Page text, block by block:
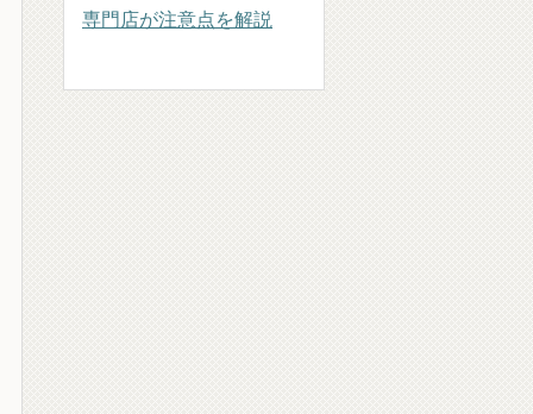
専門店が注意点を解説